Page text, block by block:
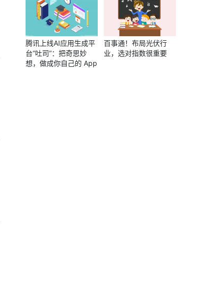
腾讯上线AI应用生成平
台“吐司”：把奇思妙
想，做成你自己的 App
百事通！布局光伏行
业，选对指数很重要